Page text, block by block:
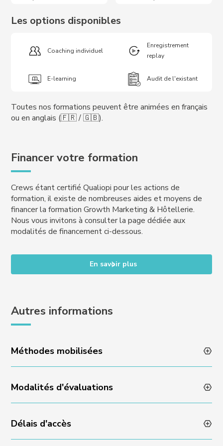
Les options disponibles
Coaching individuel
Enregistrement
replay
E-learning Audit de l'existant
Toutes nos formations peuvent être animées en français
ou en anglais (🇫🇷 / 🇬🇧).
Financer votre formation
Crews étant certifié Qualiopi pour les actions de
formation, il existe de nombreuses aides et moyens de
financer la formation Growth Marketing & Hôtellerie.
Nous vous invitons à consulter la page dédiée aux
modalités de financement ci-dessous.
En savoir plus
Autres informations
Méthodes mobilisées
Animation des formations par des professionnels en
activité
Modalités d'évaluations
Évaluation des acquis en fin de formation via un quizz
ou un rendu de projet
Délais d'accès